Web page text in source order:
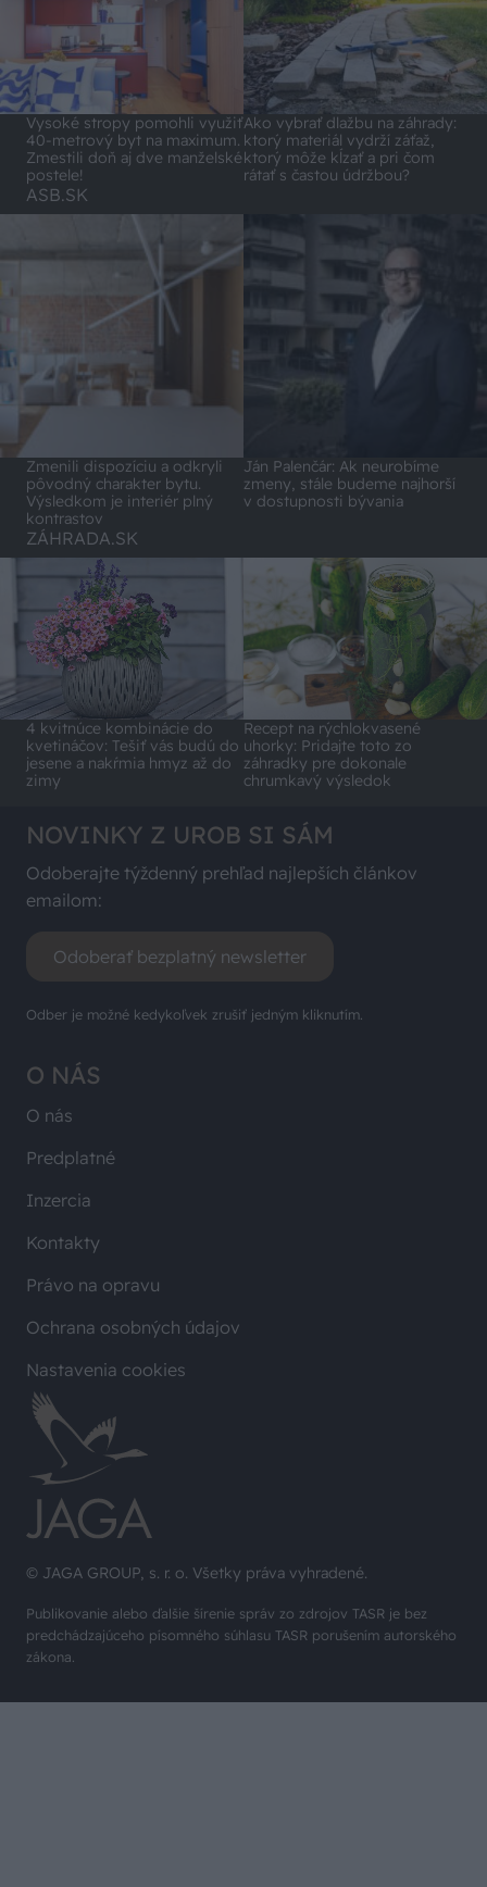
Vysoké stropy pomohli využiť
40-metrový byt na maximum.
Zmestili doň aj dve manželské
postele!
Ako vybrať dlažbu na záhrady:
ktorý materiál vydrží záťaž,
ktorý môže kĺzať a pri čom
rátať s častou údržbou?
ASB.SK
Zmenili dispozíciu a odkryli
pôvodný charakter bytu.
Výsledkom je interiér plný
kontrastov
Ján Palenčár: Ak neurobíme
zmeny, stále budeme najhorší
v dostupnosti bývania
ZÁHRADA.SK
4 kvitnúce kombinácie do
kvetináčov: Tešiť vás budú do
jesene a nakŕmia hmyz až do
zimy
Recept na rýchlokvasené
uhorky: Pridajte toto zo
záhradky pre dokonale
chrumkavý výsledok
© JAGA GROUP, s. r. o. Všetky práva vyhradené.
Publikovanie alebo ďalšie šírenie správ zo zdrojov TASR je bez
predchádzajúceho písomného súhlasu TASR porušením autorského
zákona.
O NÁS
O nás
Predplatné
Inzercia
Kontakty
Právo na opravu
Ochrana osobných údajov
Nastavenia cookies
NOVINKY Z UROB SI SÁM
Odoberajte týždenný prehľad najlepších článkov
emailom:
Odoberať bezplatný newsletter
Odber je možné kedykoľvek zrušiť jedným kliknutím.